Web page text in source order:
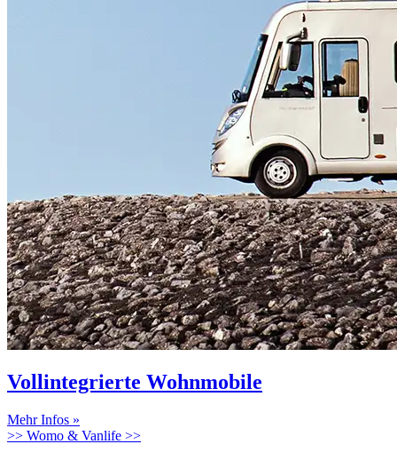
Vollintegrierte Wohnmobile
Mehr Infos »
>> Womo & Vanlife >>